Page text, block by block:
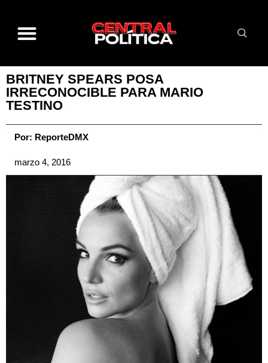
BRITNEY SPEARS POSA
IRRECONOCIBLE PARA MARIO
TESTINO
Por: ReporteDMX
marzo 4, 2016